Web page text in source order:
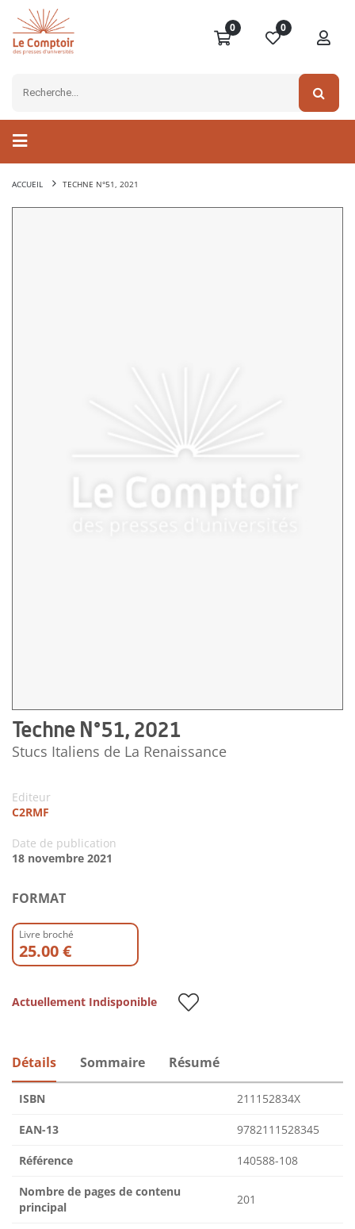
0 0
ACCUEIL TECHNE N°51, 2021
Techne N°51, 2021
Stucs Italiens de La Renaissance
Editeur
C2RMF
Date de publication
18 novembre 2021
FORMAT
Livre broché
25.00 €
Actuellement Indisponible
Détails Sommaire Résumé
ISBN 211152834X
EAN-13 9782111528345
Référence 140588-108
Nombre de pages de contenu
principal
201